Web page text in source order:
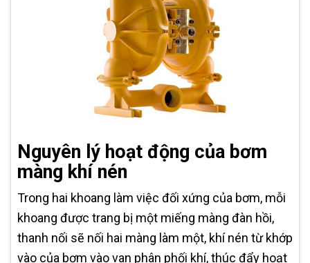
Nguyên lý hoạt động của bơm
màng khí nén
Trong hai khoang làm việc đối xứng của bơm, mỗi
khoang được trang bị một miếng màng đàn hồi,
thanh nối sẽ nối hai màng làm một, khí nén từ khớp
vào của bơm vào van phân phối khí, thúc đẩy hoạt